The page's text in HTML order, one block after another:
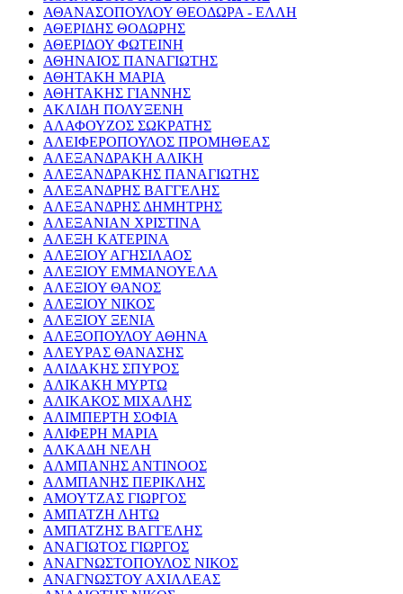
ΑΘΑΝΑΣΟΠΟΥΛΟΥ ΘΕΟΔΩΡΑ - ΕΛΛΗ
ΑΘΕΡΙΔΗΣ ΘΟΔΩΡΗΣ
ΑΘΕΡΙΔΟΥ ΦΩΤΕΙΝΗ
ΑΘΗΝΑΙΟΣ ΠΑΝΑΓΙΩΤΗΣ
ΑΘΗΤΑΚΗ ΜΑΡΙΑ
ΑΘΗΤΑΚΗΣ ΓΙΑΝΝΗΣ
ΑΚΛΙΔΗ ΠΟΛΥΞΕΝΗ
ΑΛΑΦΟΥΖΟΣ ΣΩΚΡΑΤΗΣ
ΑΛΕΙΦΕΡΟΠΟΥΛΟΣ ΠΡΟΜΗΘΕΑΣ
ΑΛΕΞΑΝΔΡΑΚΗ ΑΛΙΚΗ
ΑΛΕΞΑΝΔΡΑΚΗΣ ΠΑΝΑΓΙΩΤΗΣ
ΑΛΕΞΑΝΔΡΗΣ ΒΑΓΓΕΛΗΣ
ΑΛΕΞΑΝΔΡΗΣ ΔΗΜΗΤΡΗΣ
ΑΛΕΞΑΝΙΑΝ ΧΡΙΣΤΙΝΑ
ΑΛΕΞΗ ΚΑΤΕΡΙΝΑ
ΑΛΕΞΙΟΥ ΑΓΗΣΙΛΑΟΣ
ΑΛΕΞΙΟΥ ΕΜΜΑΝΟΥΕΛΑ
ΑΛΕΞΙΟΥ ΘΑΝΟΣ
ΑΛΕΞΙΟΥ ΝΙΚΟΣ
ΑΛΕΞΙΟΥ ΞΕΝΙΑ
ΑΛΕΞΟΠΟΥΛΟΥ ΑΘΗΝΑ
ΑΛΕΥΡΑΣ ΘΑΝΑΣΗΣ
ΑΛΙΔΑΚΗΣ ΣΠΥΡΟΣ
ΑΛΙΚΑΚΗ ΜΥΡΤΩ
ΑΛΙΚΑΚΟΣ ΜΙΧΑΛΗΣ
ΑΛΙΜΠΕΡΤΗ ΣΟΦΙΑ
ΑΛΙΦΕΡΗ ΜΑΡΙΑ
ΑΛΚΑΔΗ ΝΕΛΗ
ΑΛΜΠΑΝΗΣ ΑΝΤΙΝΟΟΣ
ΑΛΜΠΑΝΗΣ ΠΕΡΙΚΛΗΣ
ΑΜΟΥΤΖΑΣ ΓΙΩΡΓΟΣ
ΑΜΠΑΤΖΗ ΛΗΤΩ
ΑΜΠΑΤΖΗΣ ΒΑΓΓΕΛΗΣ
ΑΝΑΓΙΩΤΟΣ ΓΙΩΡΓΟΣ
ΑΝΑΓΝΩΣΤΟΠΟΥΛΟΣ ΝΙΚΟΣ
ΑΝΑΓΝΩΣΤΟΥ ΑΧΙΛΛΕΑΣ